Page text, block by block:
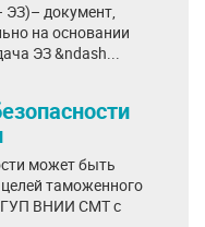
ЭЗ)– документ,
на основании
ЭЗ &ndash...
может быть
таможенного
ВНИИ СМТ с